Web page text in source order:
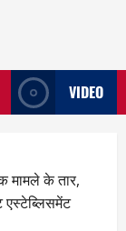
VIDEO
मामले के तार,
एस्टेब्लिसमेंट